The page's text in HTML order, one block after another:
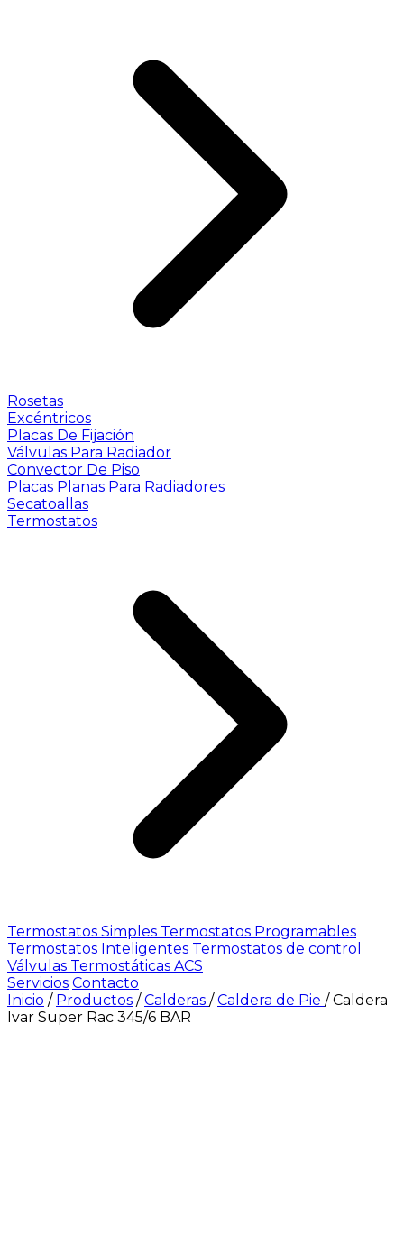
Rosetas
Excéntricos
Placas De Fijación
Válvulas Para Radiador
Convector De Piso
Placas Planas Para Radiadores
Secatoallas
Termostatos
Termostatos Simples Termostatos Programables
Termostatos Inteligentes Termostatos de control
Válvulas Termostáticas ACS
Servicios Contacto
Inicio / Productos /Calderas /Caldera de Pie /Caldera
Ivar Super Rac 345/6 BAR